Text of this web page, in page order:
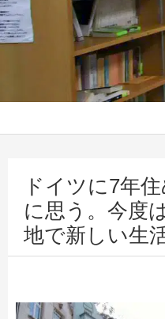
ドイツに7年
に思う。今度
地で新しい生